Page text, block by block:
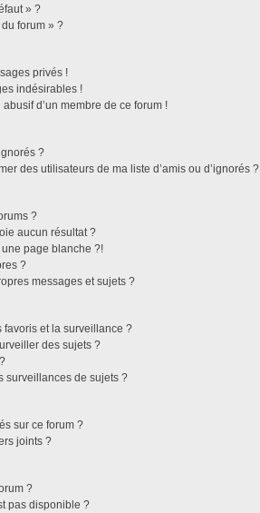
» ?
du forum » ?
privés !
indésirables !
d’un membre de ce forum !
?
des utilisateurs de ma liste d’amis ou d’ignorés ?
?
aucun résultat ?
page blanche ?!
?
messages et sujets ?
favoris et la surveillance ?
des sujets ?
surveillances de sujets ?
sur ce forum ?
joints ?
?
pas disponible ?